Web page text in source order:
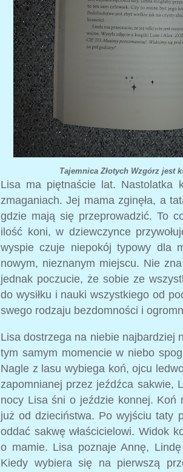
Tajemnica Złotych Wzgórz jest
Lisa ma piętnaście lat. Nastolatka
zmaganiach. Jej mama zginęła, a
gdzie mają się przeprowadzić. To
ilość koni, w dziewczynce
wyspie czuje niepokój typowy dla
nowym, nieznanym miejscu. Nie
jednak poczucie, że sobie ze
do wysiłku i nauki wszystkiego od
swego rodzaju bezdomności i
Lisa dostrzega na niebie najbardziej
tym samym momencie w niebo
Nagle z lasu wybiega koń, ojcu
zapomnianej przez jeźdźca sakwie,
nocy Lisa śni o jeździe konnej. Koń
już od dzieciństwa. Po wyjściu taty
oddać sakwę właścicielowi. Widok
o mamie. Lisa poznaje Annę,
Kiedy wybiera się na pierwszą